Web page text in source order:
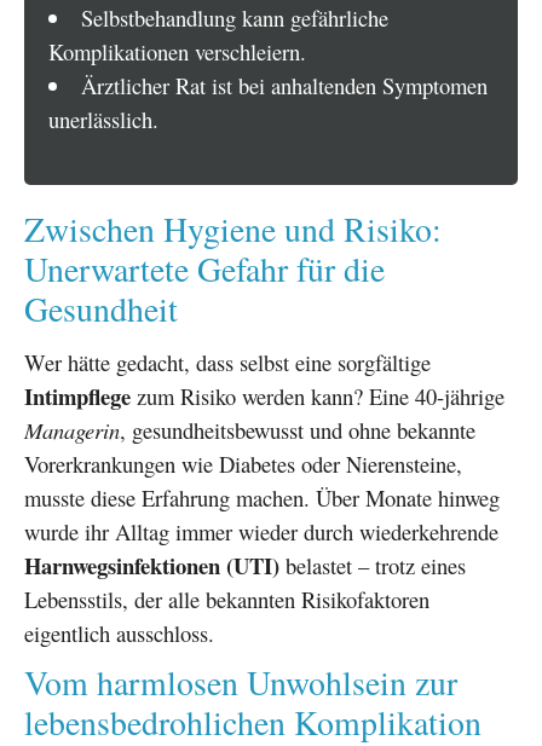
Selbstbehandlung kann gefährliche
Komplikationen verschleiern.
Ärztlicher Rat ist bei anhaltenden Symptomen
unerlässlich.
Zwischen Hygiene und Risiko:
Unerwartete Gefahr für die
Gesundheit
Wer hätte gedacht, dass selbst eine sorgfältige
Intimpflege zum Risiko werden kann? Eine 40-jährige
Managerin, gesundheitsbewusst und ohne bekannte
Vorerkrankungen wie Diabetes oder Nierensteine,
musste diese Erfahrung machen. Über Monate hinweg
wurde ihr Alltag immer wieder durch wiederkehrende
Harnwegsinfektionen (UTI) belastet – trotz eines
Lebensstils, der alle bekannten Risikofaktoren
eigentlich ausschloss.
Vom harmlosen Unwohlsein zur
lebensbedrohlichen Komplikation